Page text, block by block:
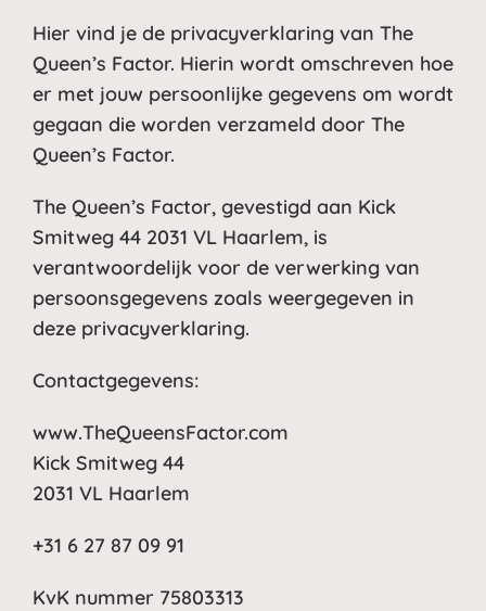
Hier vind je de privacyverklaring van The
Queen’s Factor. Hierin wordt omschreven hoe
er met jouw persoonlijke gegevens om wordt
gegaan die worden verzameld door The
Queen’s Factor.
The Queen’s Factor, gevestigd aan Kick
Smitweg 44 2031 VL Haarlem, is
verantwoordelijk voor de verwerking van
persoonsgegevens zoals weergegeven in
deze privacyverklaring.
Contactgegevens:
www.TheQueensFactor.com
Kick Smitweg 44
2031 VL Haarlem
+31 6 27 87 09 91
KvK nummer 75803313